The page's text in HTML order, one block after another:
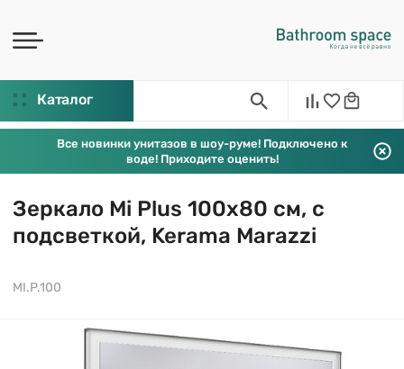
Каталог
Все новинки унитазов в шоу-руме! Подключено к
воде! Приходите оценить!
Зеркало Mi Plus 100х80 см, с
подсветкой, Kerama Marazzi
MI.P.100